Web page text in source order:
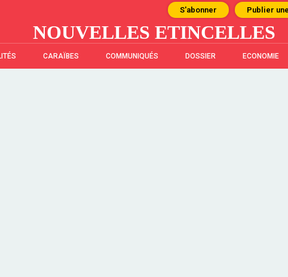
S'abonner Publier
NOUVELLES ETINCELLES
CARAÏBES COMMUNIQUÉS DOSSIER ECONOMIE